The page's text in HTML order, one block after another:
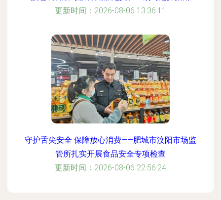
更新时间：2026-08-06 13:36:11
守护舌尖安全 保障放心消费——肥城市汶阳市场监
管所扎实开展食品安全专项检查
更新时间：2026-08-06 22:56:24